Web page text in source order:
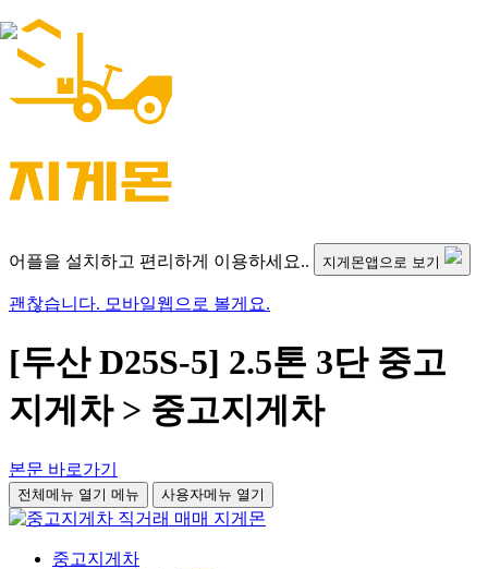
어플을 설치하고 편리하게 이용하세요.. 지게몬앱으로 보기
괜찮습니다. 모바일웹으로 볼게요.
[두산 D25S-5] 2.5톤 3단 중고
지게차 > 중고지게차
본문 바로가기
전체메뉴 열기 메뉴 사용자메뉴 열기
중고지게차